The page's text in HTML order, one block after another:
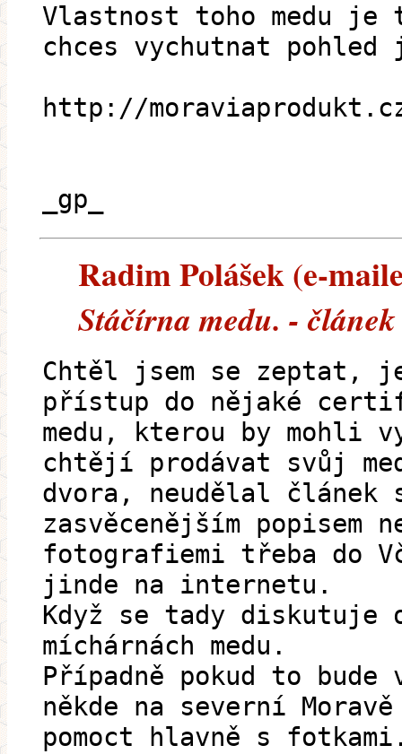
Vlastnost toho medu
chces vychutnat
http://
_gp_
Radim Polášek (e-
Stáčírna medu. - článek
Chtěl jsem se zeptat,
přístup do nějaké
medu, kterou by
chtějí prodávat svůj
dvora, neudělal článek
zasvěcenějším popisem
fotografiemi třeba do
jinde na internetu.
Když se tady diskutuje
míchárnách medu.
Případně pokud to bude
někde na severní
pomoct hlavně s